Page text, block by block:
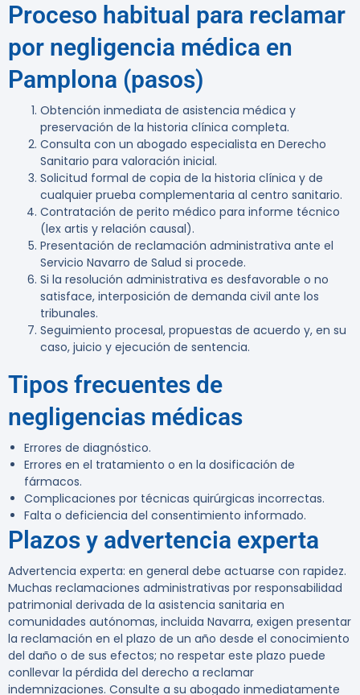
Proceso habitual para reclamar
por negligencia médica en
Pamplona (pasos)
Obtención inmediata de asistencia médica y
preservación de la historia clínica completa.
Consulta con un abogado especialista en Derecho
Sanitario para valoración inicial.
Solicitud formal de copia de la historia clínica y de
cualquier prueba complementaria al centro sanitario.
Contratación de perito médico para informe técnico
(lex artis y relación causal).
Presentación de reclamación administrativa ante el
Servicio Navarro de Salud si procede.
Si la resolución administrativa es desfavorable o no
satisface, interposición de demanda civil ante los
tribunales.
Seguimiento procesal, propuestas de acuerdo y, en su
caso, juicio y ejecución de sentencia.
Tipos frecuentes de
negligencias médicas
Errores de diagnóstico.
Errores en el tratamiento o en la dosificación de
fármacos.
Complicaciones por técnicas quirúrgicas incorrectas.
Falta o deficiencia del consentimiento informado.
Plazos y advertencia experta
Advertencia experta: en general debe actuarse con rapidez.
Muchas reclamaciones administrativas por responsabilidad
patrimonial derivada de la asistencia sanitaria en
comunidades autónomas, incluida Navarra, exigen presentar
la reclamación en el plazo de un año desde el conocimiento
del daño o de sus efectos; no respetar este plazo puede
conllevar la pérdida del derecho a reclamar
indemnizaciones. Consulte a su abogado inmediatamente